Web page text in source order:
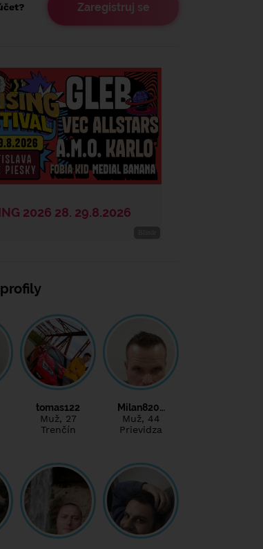
Zaregistruj se
tomas122
Muž, 27
Trenčín
Milan820…
Muž, 44
Prievidza